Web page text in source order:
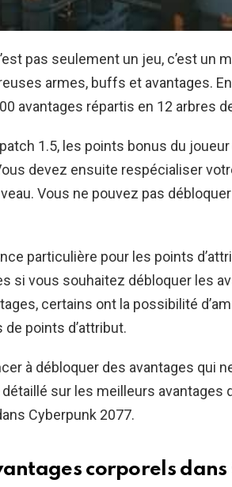
pas seulement un jeu, c’est un
armes, buffs et avantages. En
avantages répartis en 12 arbres
1.5, les points bonus du
devez ensuite respécialiser
Vous ne pouvez pas
particulière pour les points
si vous souhaitez débloquer les
certains ont la possibilité
points d’attribut.
à débloquer des avantages qui
sur les meilleurs avantages
Cyberpunk 2077.
corporels